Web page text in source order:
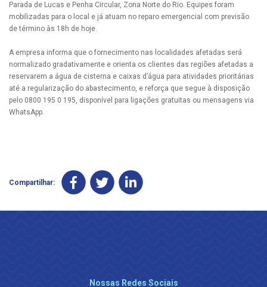
Parada de Lucas e Penha Circular, Zona Norte do Rio. Equipes foram
mobilizadas para o local e já atuam no reparo emergencial com previsão
de término às 18h de hoje.
A empresa informa que o fornecimento nas localidades afetadas será
normalizado gradativamente e orienta os clientes das regiões afetadas a
reservarem a água de cisterna e caixas d’água para atividades prioritárias
até a regularização do abastecimento, e reforça que segue à disposição
pelo 0800 195 0 195, disponível para ligações gratuitas ou mensagens via
WhatsApp.
Compartilhar:
Nossas Redes Sociais